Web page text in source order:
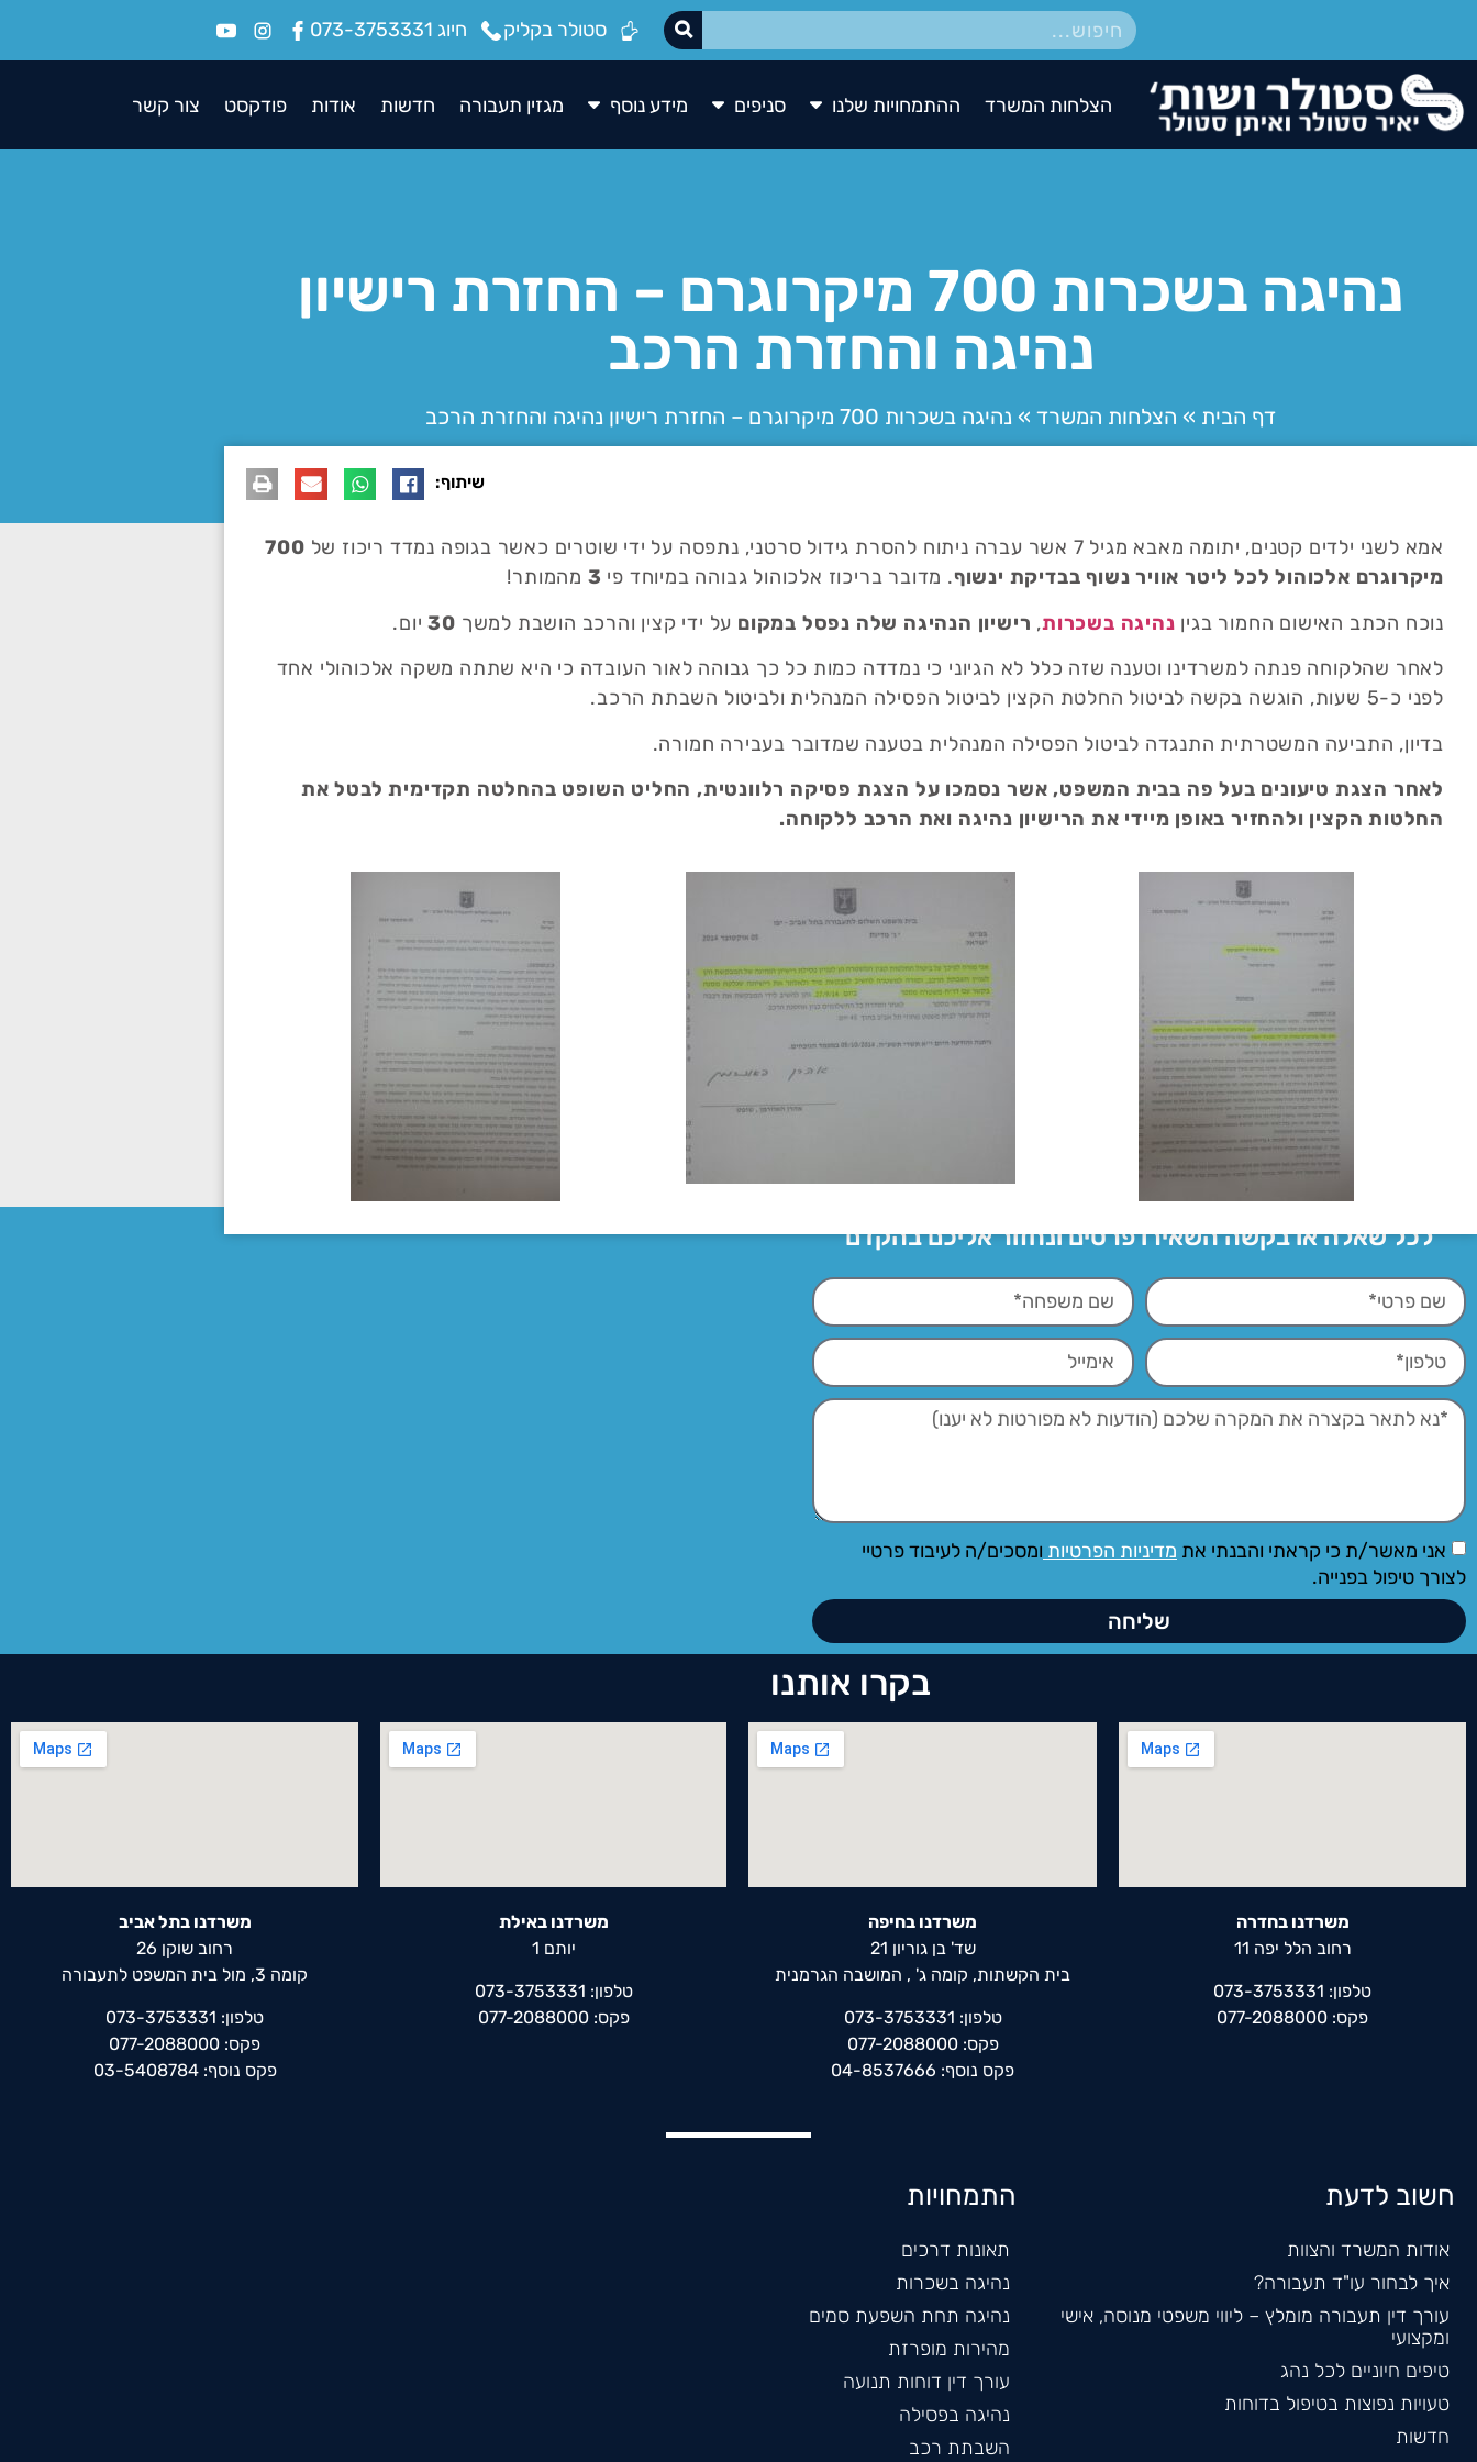
סטולר בקליק חיוג 073-3753331
הצלחות המשרד ההתמחויות שלנו סניפים מידע נוסף מגזין תעבורה חדשות אודות פודקסט צור קשר
נהיגה בשכרות 700 מיקרוגרם – החזרת רישיון
נהיגה והחזרת הרכב
דף הבית » הצלחות המשרד » נהיגה בשכרות 700 מיקרוגרם – החזרת רישיון נהיגה והחזרת הרכב
שיתוף:
אמא לשני ילדים קטנים, יתומה מאבא מגיל 7 אשר עברה ניתוח להסרת גידול סרטני, נתפסה על ידי שוטרים כאשר בגופה נמדד ריכוז של
700
מיקרוגרם אלכוהול לכל ליטר אוויר נשוף בבדיקת ינשוף. מדובר בריכוז אלכוהול גבוהה במיוחד פי 3 מהמותר!
נוכח הכתב האישום החמור בגין נהיגה בשכרות, רישיון הנהיגה שלה נפסל במקום על ידי קצין והרכב הושבת למשך 30יום.
לאחר שהלקוחה פנתה למשרדינו וטענה שזה כלל לא הגיוני כי נמדדה כמות כל כך גבוהה לאור העובדה כי היא שתתה משקה אלכוהולי אחד
לפני כ-5 שעות, הוגשה בקשה לביטול החלטת הקצין לביטול הפסילה המנהלית ולביטול השבתת הרכב.
בדיון, התביעה המשטרתית התנגדה לביטול הפסילה המנהלית בטענה שמדובר בעבירה חמורה.
לאחר הצגת טיעונים בעל פה בבית המשפט, אשר נסמכו על הצגת פסיקה רלוונטית, החליט השופט בהחלטה תקדימית לבטל את
החלטות הקצין ולהחזיר באופן מיידי את הרישיון נהיגה ואת הרכב ללקוחה.
לכל שאלה או בקשה השאירו פרטים ונחזור אליכם בהקדם
אני מאשר/ת כי קראתי והבנתי את מדיניות הפרטיות ומסכים/ה לעיבוד פרטיי
לצורך טיפול בפנייה.
שליחה
בקרו אותנו
משרדנו בחדרה
רחוב הלל יפה 11
טלפון: 073-3753331
פקס: 077-2088000
משרדנו בחיפה
שד' בן גוריון 21
בית הקשתות, קומה ג' , המושבה הגרמנית
טלפון: 073-3753331
פקס: 077-2088000
פקס נוסף: 04-8537666
משרדנו באילת
יותם 1
טלפון: 073-3753331
פקס: 077-2088000
משרדנו בתל אביב
רחוב שוקן 26
קומה 3, מול בית המשפט לתעבורה
טלפון: 073-3753331
פקס: 077-2088000
פקס נוסף: 03-5408784
חשוב לדעת
אודות המשרד והצוות
איך לבחור עו"ד תעבורה?
עורך דין תעבורה מומלץ – ליווי משפטי מנוסה, אישי
ומקצועי
טיפים חיוניים לכל נהג
טעויות נפוצות בטיפול בדוחות
חדשות
התמחויות
תאונות דרכים
נהיגה בשכרות
נהיגה תחת השפעת סמים
מהירות מופרזת
עורך דין דוחות תנועה
נהיגה בפסילה
השבתת רכב